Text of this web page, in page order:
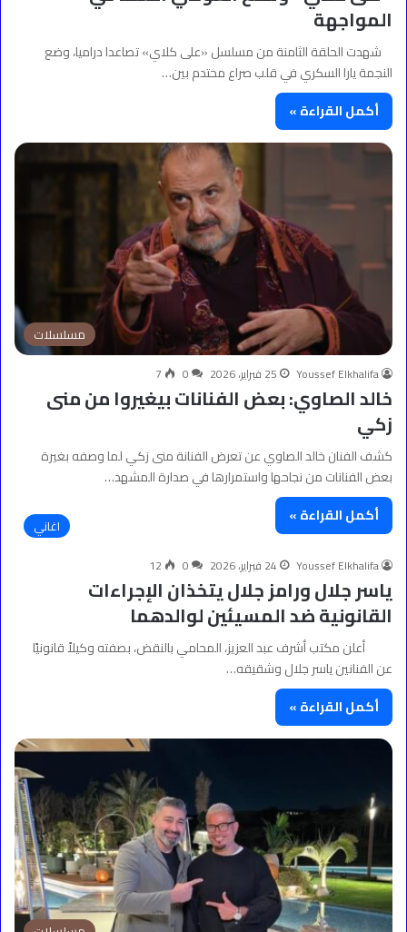
المواجهة
شهدت الحلقة الثامنة من مسلسل «على كلاي» تصاعدا دراميا، وضع
النجمة يارا السكري في قلب صراع محتدم بين…
أكمل القراءة »
مسلسلات
Youssef Elkhalifa 25 فبراير، 2026 0
7
خالد الصاوي: بعض الفنانات بيغيروا من منى
زكي
كشف الفنان خالد الصاوي عن تعرض الفنانة منى زكي لما وصفه بغيرة
بعض الفنانات من نجاحها واستمرارها في صدارة المشهد…
أكمل القراءة »
اغاني
Youssef Elkhalifa 24 فبراير، 2026 0
12
ياسر جلال ورامز جلال يتخذان الإجراءات
القانونية ضد المسيئين لوالدهما
أعلن مكتب أشرف عبد العزيز، المحامي بالنقض، بصفته وكيلاً قانونيًا
عن الفنانين ياسر جلال وشقيقه…
أكمل القراءة »